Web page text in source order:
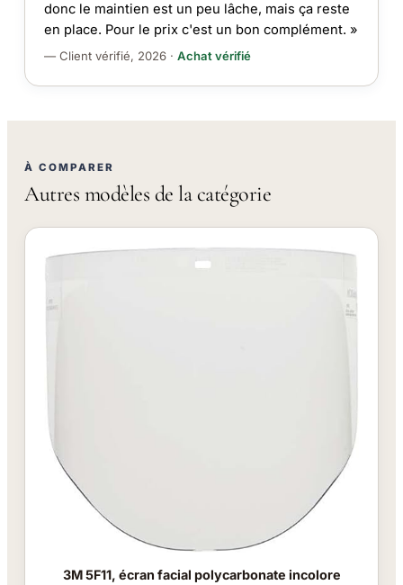
donc le maintien est un peu lâche, mais ça reste
en place. Pour le prix c'est un bon complément. »
— Client vérifié, 2026 · Achat vérifié
À COMPARER
Autres modèles de la catégorie
3M 5F11, écran facial polycarbonate incolore